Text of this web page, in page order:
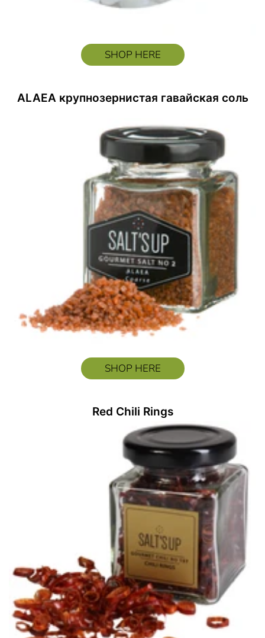
SHOP HERE
ALAEA крупнозернистая гавайская соль
SHOP HERE
Red Chili Rings